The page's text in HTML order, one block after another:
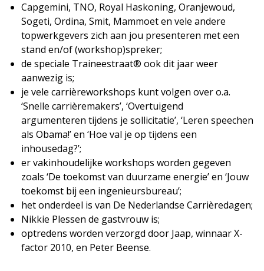
Capgemini, TNO, Royal Haskoning, Oranjewoud,
Sogeti, Ordina, Smit, Mammoet en vele andere
topwerkgevers zich aan jou presenteren met een
stand en/of (workshop)spreker;
de speciale Traineestraat® ook dit jaar weer
aanwezig is;
je vele carrièreworkshops kunt volgen over o.a.
‘Snelle carrièremakers’, ‘Overtuigend
argumenteren tijdens je sollicitatie’, ‘Leren speechen
als Obama!’ en ‘Hoe val je op tijdens een
inhousedag?’;
er vakinhoudelijke workshops worden gegeven
zoals ‘De toekomst van duurzame energie’ en ‘Jouw
toekomst bij een ingenieursbureau’;
het onderdeel is van De Nederlandse Carrièredagen;
Nikkie Plessen de gastvrouw is;
optredens worden verzorgd door Jaap, winnaar X-
factor 2010, en Peter Beense.